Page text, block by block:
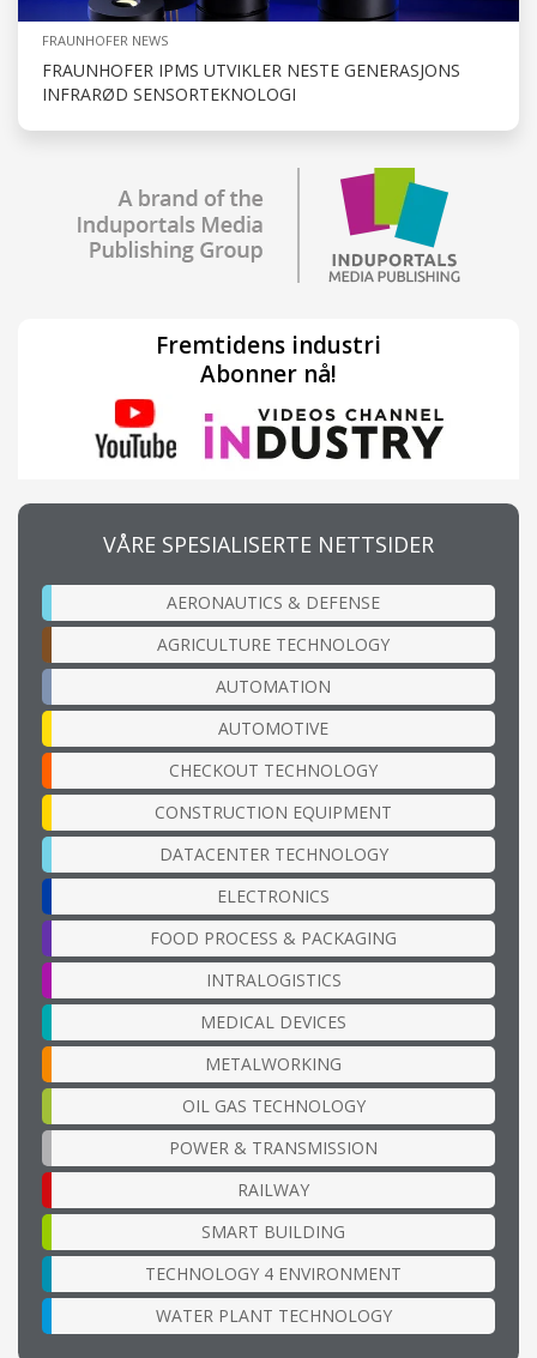
FRAUNHOFER NEWS
FRAUNHOFER IPMS UTVIKLER NESTE GENERASJONS
INFRARØD SENSORTEKNOLOGI
Fremtidens industri
Abonner nå!
VÅRE SPESIALISERTE NETTSIDER
AERONAUTICS & DEFENSE
AGRICULTURE TECHNOLOGY
AUTOMATION
AUTOMOTIVE
CHECKOUT TECHNOLOGY
CONSTRUCTION EQUIPMENT
DATACENTER TECHNOLOGY
ELECTRONICS
FOOD PROCESS & PACKAGING
INTRALOGISTICS
MEDICAL DEVICES
METALWORKING
OIL GAS TECHNOLOGY
POWER & TRANSMISSION
RAILWAY
SMART BUILDING
TECHNOLOGY 4 ENVIRONMENT
WATER PLANT TECHNOLOGY